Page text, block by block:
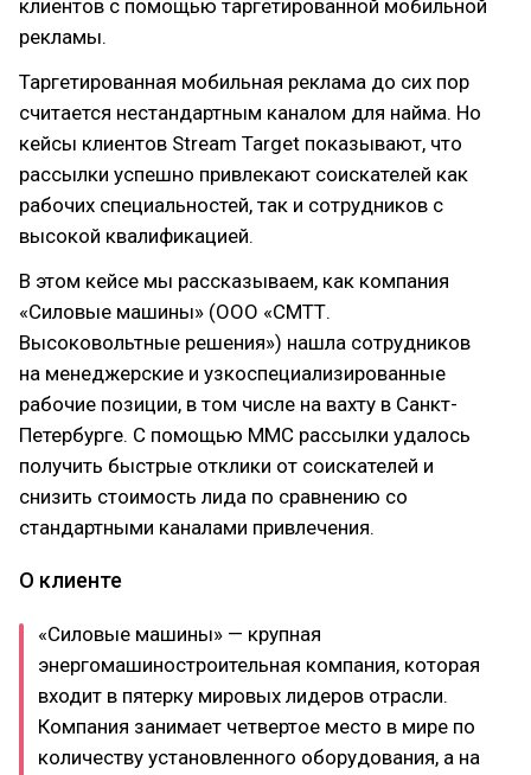
клиентов с помощью таргетированной мобильной
рекламы.
Таргетированная мобильная реклама до сих пор
считается нестандартным каналом для найма. Но
кейсы клиентов Stream Target показывают, что
рассылки успешно привлекают соискателей как
рабочих специальностей, так и сотрудников с
высокой квалификацией.
В этом кейсе мы рассказываем, как компания
«Силовые машины» (ООО «СМТТ.
Высоковольтные решения») нашла сотрудников
на менеджерские и узкоспециализированные
рабочие позиции, в том числе на вахту в Санкт-
Петербурге. С помощью MMC рассылки удалось
получить быстрые отклики от соискателей и
снизить стоимость лида по сравнению со
стандартными каналами привлечения.
О клиенте
«Силовые машины» — крупная
энергомашиностроительная компания, которая
входит в пятерку мировых лидеров отрасли.
Компания занимает четвертое место в мире по
количеству установленного оборудования, а на